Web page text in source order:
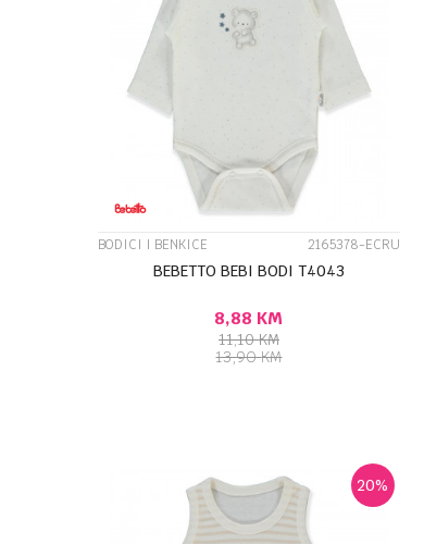
BODICI I BENKICE 2165378-ECRU
BEBETTO BEBI BODI T4043
8,88 KM
11,10KM
13,90KM
20%